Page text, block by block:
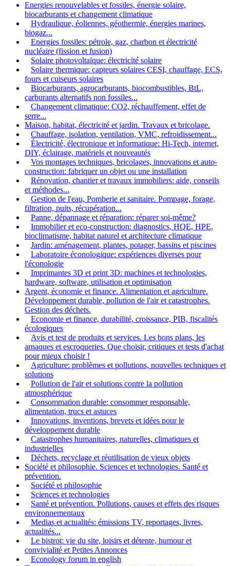
Energies renouvelables et fossiles, énergie solaire,
biocarburants et changement climatique
Hydraulique, éoliennes, géothermie, énergies marines,
biogaz...
Energies fossiles: pétrole, gaz, charbon et électricité
nucléaire (fission et fusion)
Solaire photovoltaïque: électricité solaire
Solaire thermique: capteurs solaires CESI, chauffage, ECS,
fours et cuiseurs solaires
Biocarburants, agrocarburants, biocombustibles, BtL,
carburants alternatifs non fossiles...
Changement climatique: CO2, réchauffement, effet de
serre...
Maison, habitat, électricité et jardin. Travaux et bricolage.
Chauffage, isolation, ventilation, VMC, refroidissement...
Électricité, électronique et informatique: Hi-Tech, internet,
DIY, éclairage, matériels et nouveautés
Vos montages techniques, bricolages, innovations et auto-
construction: fabriquer un objet ou une installation
Rénovation, chantier et travaux immobiliers: aide, conseils
et méthodes...
Gestion de l'eau, Pomberie et sanitaire. Pompage, forage,
filtration, puits, récupération...
Panne, dépannage et réparation: réparer soi-même?
Immobilier et eco-construction: diagnostics, HQE, HPE,
bioclimatisme, habitat naturel et architecture climatique
Jardin: aménagement, plantes, potager, bassins et piscines
Laboratoire éconologique: expériences diverses pour
l'éconologie
Imprimantes 3D et print 3D: machines et technologies,
hardware, software, utilisation et optimisation
Argent, économie et finance. Alimentation et agriculture.
Développement durable, pollution de l'air et catastrophes.
Gestion des déchets.
Economie et finance, durabilité, croissance, PIB, fiscalités
écologiques
Avis et test de produits et services. Les bons plans, les
arnaques et escroqueries. Que choisir, critiques et tests d'achat
pour mieux choisir !
Agriculture: problèmes et pollutions, nouvelles techniques et
solutions
Pollution de l'air et solutions contre la pollution
atmosphérique
Consommation durable: consommer responsable,
alimentation, trucs et astuces
Innovations, inventions, brevets et idées pour le
développement durable
Catastrophes humanitaires, naturelles, climatiques et
industrielles
Déchets, recyclage et réutilisation de vieux objets
Société et philosophie. Sciences et technologies. Santé et
prévention.
Société et philosophie
Sciences et technologies
Santé et prévention. Pollutions, causes et effets des risques
environnementaux
Medias et actualités: émissions TV, reportages, livres,
actualités...
Le bistrot: vie du site, loisirs et détente, humour et
convivialité et Petites Annonces
Econology forum in english